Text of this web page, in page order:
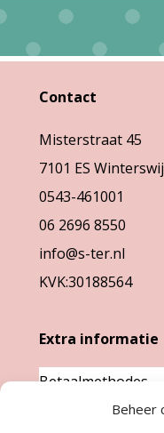
Beheer
heeft
optie
kan
gekozen
worden
op
de
Contact
Misterstraat 45
7101 ES
0543-461001
06 2696 8550
info@s-ter.nl
KVK:30188564
Extra informatie
Betaalmethodes
Garantie &